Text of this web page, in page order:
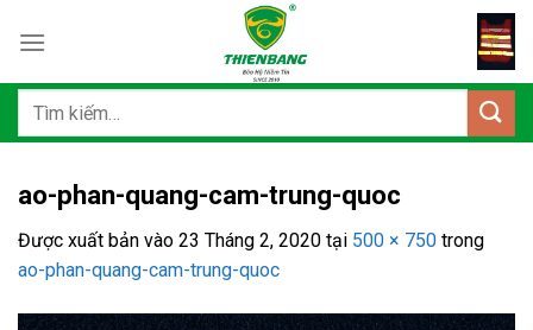
qua
dungTìm
ao-phan-quang-cam-trung-quoc
Được xuất bản vào 23 Tháng 2, 2020 tại 500 × 750 trong
ao-phan-quang-cam-trung-quoc